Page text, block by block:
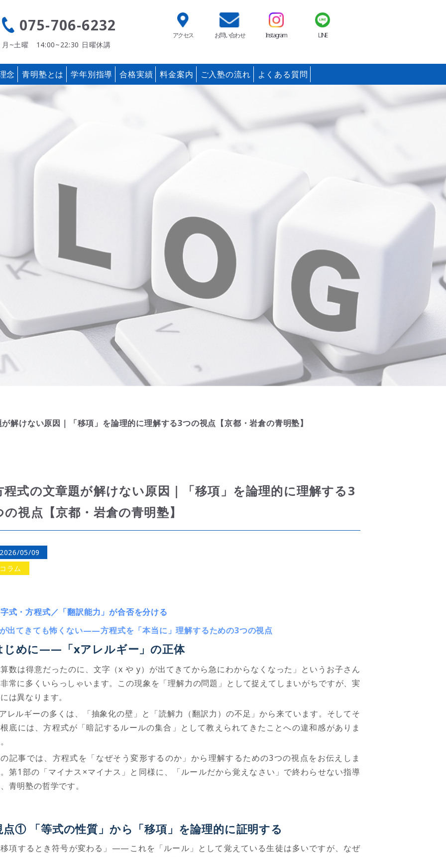
075-706-6232
月~土曜 14:00~22:30 日曜休講
アクセス お問い合わせ Instagram LINE
念 青明塾とは 学年別指導 合格実績 料金案内 ご入塾の流れ よくある質問
解けない原因｜「移項」を論理的に理解する3つの視点【京都・岩倉の青明塾】
程式の文章題が解けない原因｜「移項」を論理的に理解する3
の視点【京都・岩倉の青明塾】
2026/05/09
コラム
式・方程式／「翻訳能力」が合否を分ける
出てきても怖くない——方程式を「本当に」理解するための3つの視点
じめに—— 「xアレルギー」の正体
数は得意だったのに、文字（xや y）が出てきてから急にわからなくなった」というお子さん
常に多くいらっしゃいます。この現象を「理解力の問題」として捉えてしまいがちですが、実
は異なります。
レルギーの多くは、「抽象化の壁」と「読解力（翻訳力）の不足」から来ています。そしてそ
底には、方程式が「暗記するルールの集合」として教えられてきたことへの違和感がありま
記事では、方程式を「なぜそう変形するのか」から理解するための3つの視点をお伝えしま
第1部の「マイナス ×マイナス」と同様に、「ルールだから覚えなさい」で終わらせない指導
青明塾の哲学です。
点① 「等式の性質」から「移項」を論理的に証明する
項するとき符号が変わる」 —— これを「ルール」として覚えている生徒は多いですが、なぜ